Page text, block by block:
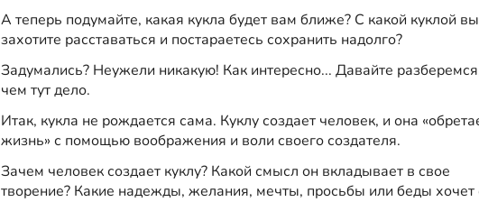
А теперь подумайте, какая кукла будет вам ближе? С какой куклой
захотите расставаться и постараетесь сохранить надолго?
Задумались? Неужели никакую! Как интересно... Давайте
чем тут дело.
Итак, кукла не рождается сама. Куклу создает человек, и она
жизнь» с помощью воображения и воли своего создателя.
Зачем человек создает куклу? Какой смысл он вкладывает в свое
творение? Какие надежды, желания, мечты, просьбы или беды хочет